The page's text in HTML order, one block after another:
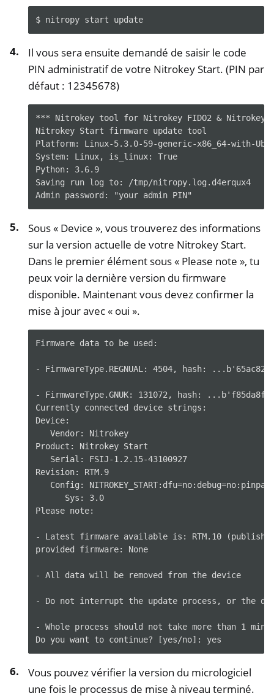
$ nitropy start
Il vous sera ensuite demandé de saisir le code
PIN administratif de votre Nitrokey Start. (PIN par
défaut : 12345678)
*** Nitrokey tool for Nitrokey FIDO2 & Nitrokey
Nitrokey Start firmware update tool
Platform: Linux-5.3.0-59-generic-x86_64-with-
System: Linux, is_linux: True
Python: 3.6.9
Saving run log to: /tmp/nitropy.log.d4erqux4
Admin password: "your admin PIN"
Sous « Device », vous trouverez des informations
sur la version actuelle de votre Nitrokey Start.
Dans le premier élément sous « Please note », tu
peux voir la dernière version du firmware
disponible. Maintenant vous devez confirmer la
mise à jour avec « oui ».
Firmware data to be used:
- FirmwareType.REGNUAL: 4504, hash:
- FirmwareType.GNUK: 131072, hash:
Currently connected device strings:
Device:
   Vendor: Nitrokey
Product: Nitrokey Start
   Serial: FSIJ-1.2.15-43100927
Revision: RTM.9
Config:
      Sys: 3.0
Please note:
- Latest firmware available is: RTM.10
provided firmware: None
- All data will be removed from the device
- Do not interrupt the update process, or the
- Whole process should not take more than 1
Vous pouvez vérifier la version du micrologiciel
une fois le processus de mise à niveau terminé.